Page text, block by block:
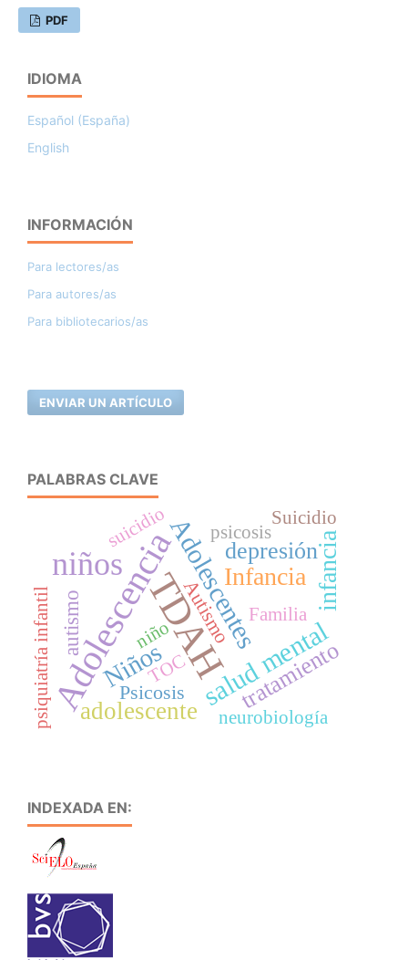
PDF
IDIOMA
Español (España)
English
INFORMACIÓN
Para lectores/as
Para autores/as
Para bibliotecarios/as
ENVIAR UN ARTÍCULO
PALABRAS CLAVE
TDAH
Adolescencia
niños Adolescentes
salud mental
Infancia
Niños
infancia
adolescente tratamiento
depresión
autismo Autismo
Psicosis
TOC
Familia
psicosis
neurobiología
suicidio
psiquiatría infantil niño
Suicidio
INDEXADA EN: